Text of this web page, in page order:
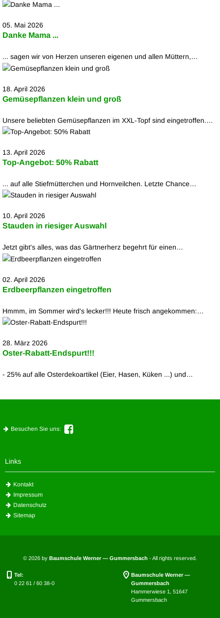
05. Mai 2026
Danke Mama ...
... sagen wir von Herzen unseren eigenen und allen Müttern,…
18. April 2026
Gemüsepflanzen klein und groß
Unsere beliebten Gemüsepflanzen im XXL-Topf sind eingetroffen.…
13. April 2026
Top-Angebot: 50% Rabatt
... auf alle Stiefmütterchen und Hornveilchen. Letzte Chance…
10. April 2026
Stauden in riesiger Auswahl
Jetzt gibt's alles, was das Gärtnerherz begehrt für einen…
02. April 2026
Erdbeerpflanzen eingetroffen
Hmmm, im Sommer wird's lecker!!! Heute frisch angekommen:…
28. März 2026
Oster-Rabatt-Endspurt!!!
- 25% auf alle Osterdekoartikel (Eier, Hasen, Küken ...) und…
Besuchen Sie uns:
Links
Kontakt
Impressum
Datenschutz
Sitemap
© 2026 by Baumschule Werner — Gummersbach - All rights reserved.
Baumschule Werner —
Gummersbach
Hammerwiese 1, 51647
Gummersbach
Tel:
0 22 61 / 60 38-0